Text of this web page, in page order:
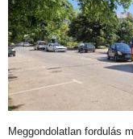
Meggondolatlan fordulás